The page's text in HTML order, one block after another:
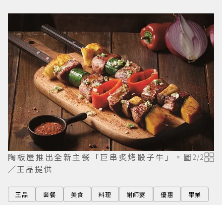
陶板屋推出全新主餐「巨串炙烤骰子牛」。圖
／王品提供
2/2
王品 套餐 美食 料理 謝師宴 優惠 畢業